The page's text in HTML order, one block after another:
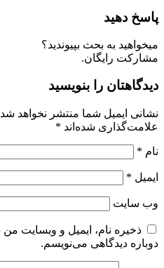
دهید
به بحث بپیوندید؟
رایگان.
را بنویسید
ایمیل شما منتشر نخواهد شد.
شده‌اند*
*
*
سایت
ذخیره نام، ایمیل و وبسایت من
دیدگاهی می‌نویسم.